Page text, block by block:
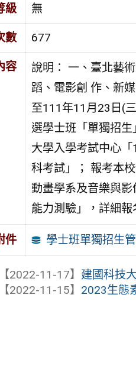
級 無
數 677
容
說明： 一、臺北藝
蹈、電影創 作、新
至111年11月23日(
選學士班「單獨招
大學入學考試中心
科考試」； 報考本
動畫學系及音樂與
能力測驗」，詳細
件 學士班單獨招生
【2022-11-17】 建國科技
【2022-11-15】 2023生態